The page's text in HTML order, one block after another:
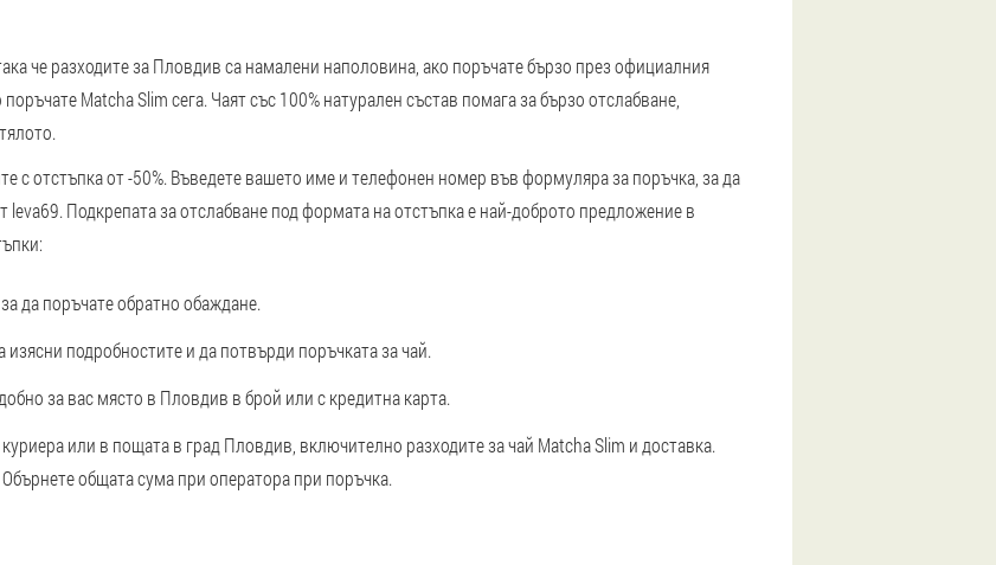
че разходите за Пловдив са намалени наполовина, ако поръчате бързо през официалния
Matcha Slim сега. Чаят със 100% натурален състав помага за бързо отслабване,
с отстъпка от -50%. Въведете вашето име и телефонен номер във формуляра за поръчка, за да
leva69. Подкрепата за отслабване под формата на отстъпка е най-доброто предложение в
да поръчате обратно обаждане.
подробностите и да потвърди поръчката за чай.
за вас място в Пловдив в брой или с кредитна карта.
или в пощата в град Пловдив, включително разходите за чай Matcha Slim и доставка.
общата сума при оператора при поръчка.